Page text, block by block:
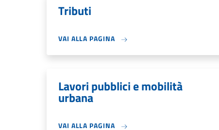
Tributi
VAI ALLA PAGINA
Lavori pubblici e mobilità
urbana
VAI ALLA PAGINA